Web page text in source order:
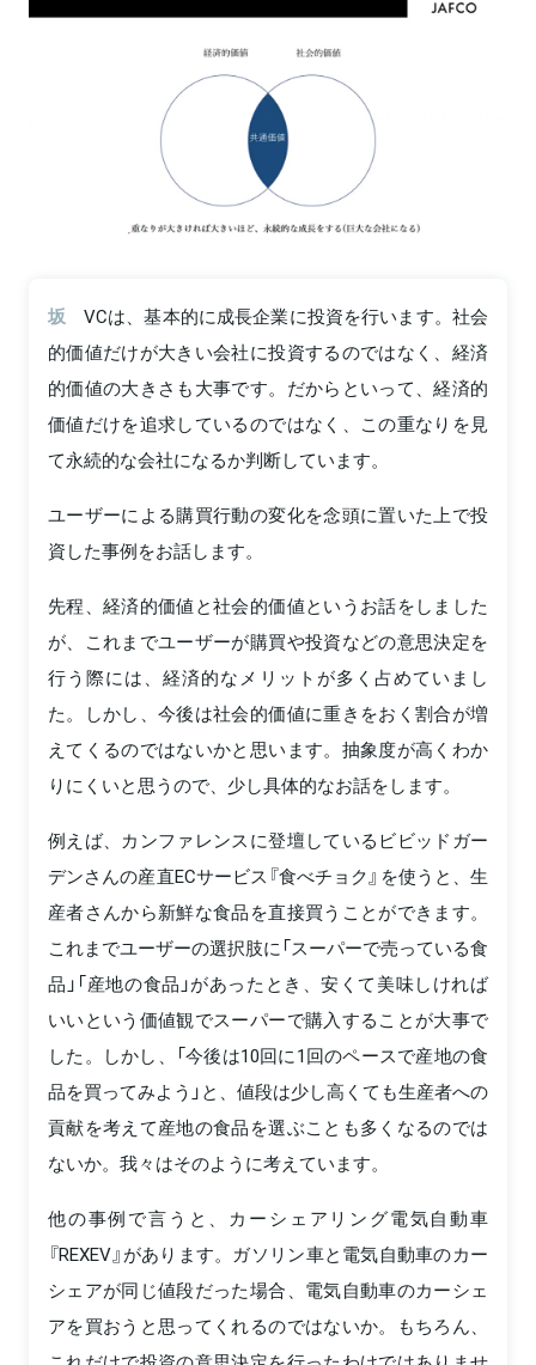
坂
VCは、基本的に成長企業に投資を行います。社会
的価値だけが大きい会社に投資するのではなく、経済
的価値の大きさも大事です。だからといって、経済的
価値だけを追求しているのではなく、この重なりを見
て永続的な会社になるか判断しています。
ユーザーによる購買行動の変化を念頭に置いた上で投
資した事例をお話します。
先程、経済的価値と社会的価値というお話をしました
が、これまでユーザーが購買や投資などの意思決定を
行う際には、経済的なメリットが多く占めていまし
た。しかし、今後は社会的価値に重きをおく割合が増
えてくるのではないかと思います。抽象度が高くわか
りにくいと思うので、少し具体的なお話をします。
例えば、カンファレンスに登壇しているビビッドガー
デンさんの産直ECサービス『食べチョク』を使うと、生
産者さんから新鮮な食品を直接買うことができます。
これまでユーザーの選択肢に「スーパーで売っている食
品」「産地の食品」があったとき、安くて美味しければ
いいという価値観でスーパーで購入することが大事で
した。しかし、「今後は10回に1回のペースで産地の食
品を買ってみよう」と、値段は少し高くても生産者への
貢献を考えて産地の食品を選ぶことも多くなるのでは
ないか。我々はそのように考えています。
他の事例で言うと、カーシェアリング電気自動車
『REXEV』があります。ガソリン車と電気自動車のカー
シェアが同じ値段だった場合、電気自動車のカーシェ
アを買おうと思ってくれるのではないか。もちろん、